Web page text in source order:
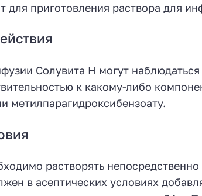
для приготовления раствора для
Солувита Н могут
к какому-либо
метилпарагидроксибензоату.
растворять
в асептических условиях